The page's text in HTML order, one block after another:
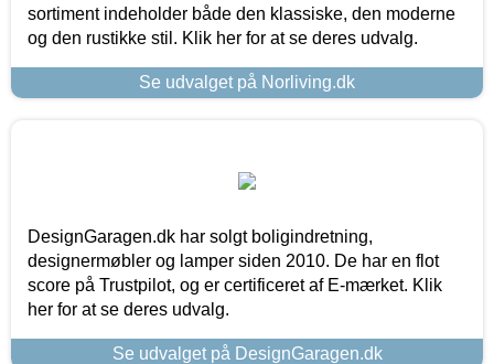
sortiment indeholder både den klassiske, den moderne
og den rustikke stil. Klik her for at se deres udvalg.
Se udvalget på Norliving.dk
DesignGaragen.dk har solgt boligindretning,
designermøbler og lamper siden 2010. De har en flot
score på Trustpilot, og er certificeret af E-mærket. Klik
her for at se deres udvalg.
Se udvalget på DesignGaragen.dk